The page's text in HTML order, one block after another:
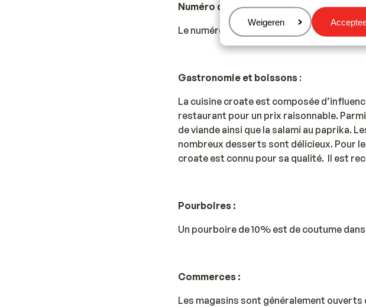
Beheren
Weigeren
Numéro d’urgence :
Le numéro d’urgence est le 112.
Gastronomie et boissons :
La cuisine croate est composée
restaurant pour un prix raisonnable.
de viande ainsi que la salami au paprika.
nombreux desserts sont délicieux. Pour
croate est connu pour sa qualité. Il est
Pourboires :
Un pourboire de 10% est de coutume
Commerces :
Les magasins sont généralement ouverts